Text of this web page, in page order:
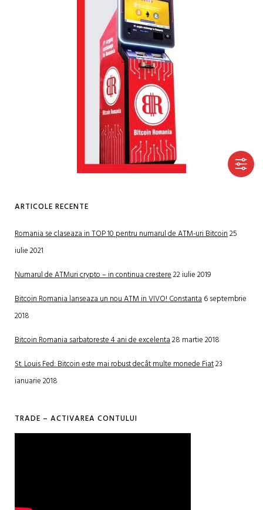
ARTICOLE RECENTE
Romania se claseaza in TOP 10 pentru numarul de ATM-uri Bitcoin25
iulie 2021
Numarul de ATMuri crypto – in continua crestere22 iulie 2019
Bitcoin Romania lanseaza un nou ATM in VIVO! Constanta6 septembrie
2018
Bitcoin Romania sarbatoreste 4 ani de excelenta28 martie 2018
St. Louis Fed: Bitcoin este mai robust decât multe monede Fiat23
ianuarie 2018
TRADE – ACTIVAREA CONTULUI